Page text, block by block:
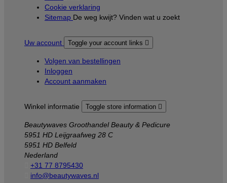
Cookie verklaring
Sitemap De weg kwijt? Vinden wat u zoekt
Uw account Toggle your account links 
Volgen van bestellingen
Inloggen
Account aanmaken
Winkel informatie Toggle store information 
Beautywaves Groothandel Beauty & Pedicure
5951 HD Leijgraafweg 28 C
5951 HD Belfeld
Nederland
+31 77 8795430
info@beautywaves.nl